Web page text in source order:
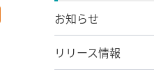
お知らせ
リリース情報